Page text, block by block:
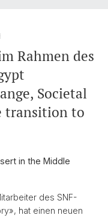
Rahmen des
Societal
transition to
in the Middle
des SNF-
hat einen neuen